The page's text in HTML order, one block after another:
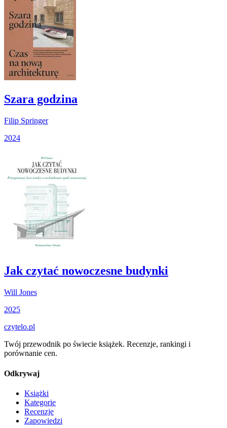
Szara godzina
Filip Springer
2024
Jak czytać nowoczesne budynki
Will Jones
2025
czytelo.pl
Twój przewodnik po świecie książek. Recenzje, rankingi i
porównanie cen.
Odkrywaj
Książki
Kategorie
Recenzje
Zapowiedzi